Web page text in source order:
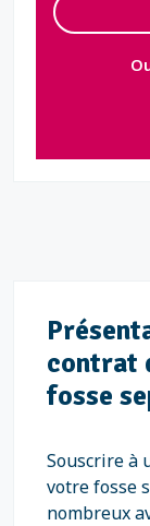
contrat
fosse
Souscrire à
votre fosse
nombreux